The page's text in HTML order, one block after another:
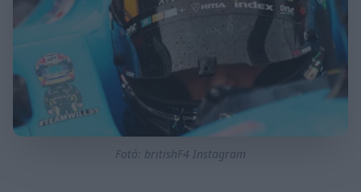
Fotó: britishF4 Instagram